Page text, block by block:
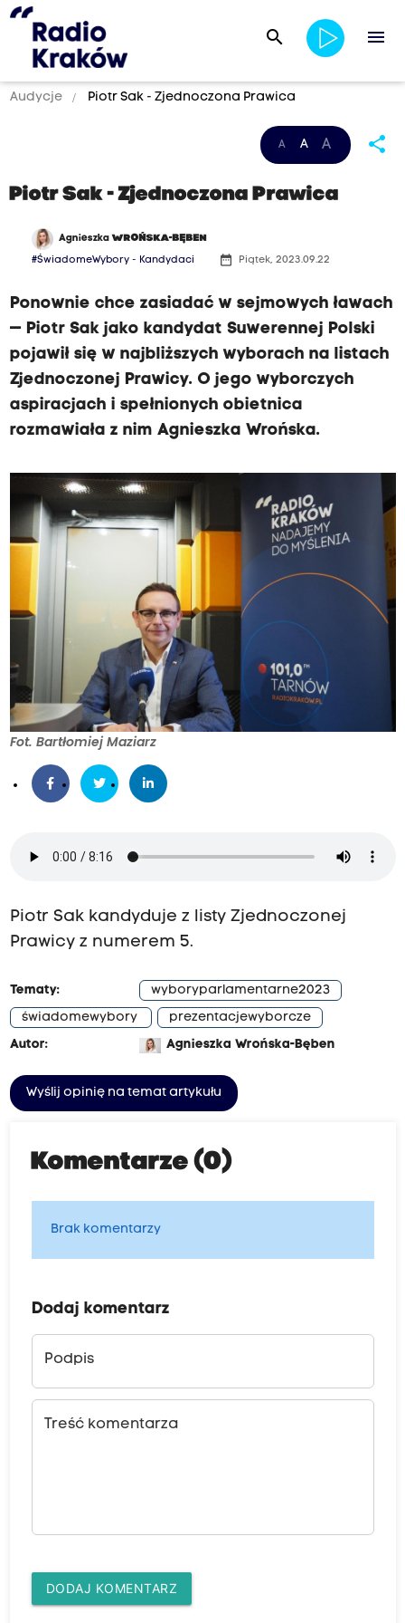
search menu
Audycje Piotr Sak - Zjednoczona Prawica
A A A share
Piotr Sak - Zjednoczona Prawica
AgnieszkaWROŃSKA-BĘBEN
#ŚwiadomeWybory - Kandydaci date_range Piątek, 2023.09.22
Ponownie chce zasiadać w sejmowych ławach
— Piotr Sak jako kandydat Suwerennej Polski
pojawił się w najbliższych wyborach na listach
Zjednoczonej Prawicy. O jego wyborczych
aspiracjach i spełnionych obietnica
rozmawiała z nim Agnieszka Wrońska.
Fot. Bartłomiej Maziarz
Piotr Sak kandyduje z listy Zjednoczonej
Prawicy z numerem 5.
Tematy:
wyboryparlamentarne2023
świadomewybory
prezentacjewyborcze
Autor:
Agnieszka Wrońska-Bęben
Wyślij opinię na temat artykułu
Komentarze (0)
Brak komentarzy
Dodaj komentarz
Podpis
Treść komentarza
DODAJ KOMENTARZ